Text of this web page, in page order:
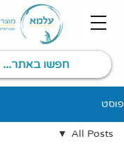
פוסט
All Posts